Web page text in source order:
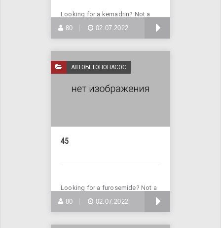
Looking for a kemadrin? Not a
problem! Enter Site >>>
80 02.07.2022
АВТОБЕТОНОНАСОС
45
Looking for a furosemide? Not a
problem! Buy furosemide online
80 02.07.2022